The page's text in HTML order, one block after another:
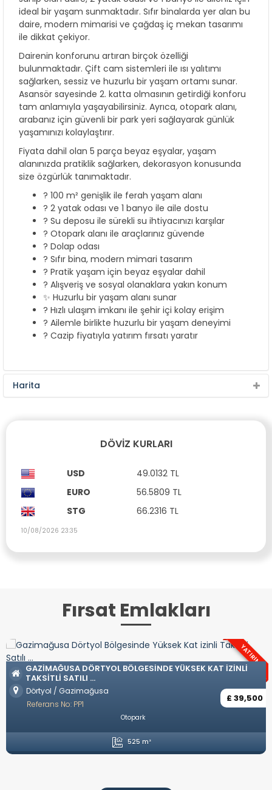
ideal bir yaşam sunmaktadır. Sıfır binalarda yer alan bu
daire, modern mimarisi ve çağdaş iç mekan tasarımı
ile dikkat çekiyor.
Dairenin konforunu artıran birçok özelliği
bulunmaktadır. Çift cam sistemleri ile ısı yalıtımı
sağlarken, sessiz ve huzurlu bir yaşam ortamı sunar.
Asansör sayesinde 2. katta olmasının getirdiği konforu
tam anlamıyla yaşayabilirsiniz. Ayrıca, otopark alanı,
arabanız için güvenli bir park yeri sağlayarak günlük
yaşamınızı kolaylaştırır.
Fiyata dahil olan 5 parça beyaz eşyalar, yaşam
alanınızda pratiklik sağlarken, dekorasyon konusunda
size özgürlük tanımaktadır.
? 100 m² genişlik ile ferah yaşam alanı
?️ 2 yatak odası ve 1 banyo ile aile dostu
? Su deposu ile sürekli su ihtiyacınızı karşılar
? Otopark alanı ile araçlarınız güvende
? Dolap odası
? Sıfır bina, modern mimari tasarım
? Pratik yaşam için beyaz eşyalar dahil
? Alışveriş ve sosyal olanaklara yakın konum
✨ Huzurlu bir yaşam alanı sunar
? Hızlı ulaşım imkanı ile şehir içi kolay erişim
? Ailemle birlikte huzurlu bir yaşam deneyimi
? Cazip fiyatıyla yatırım fırsatı yaratır
Harita
DÖVIZ KURLARI
USD
49.0132 TL
EURO
56.5809 TL
STG
66.2316 TL
10/08/2026 23:35
Fırsat Emlakları
YATIRIM
KAT IZINLI
£ 39,500
OZANKÖY BÖLGESINDE TÜRK
Özel Garaj